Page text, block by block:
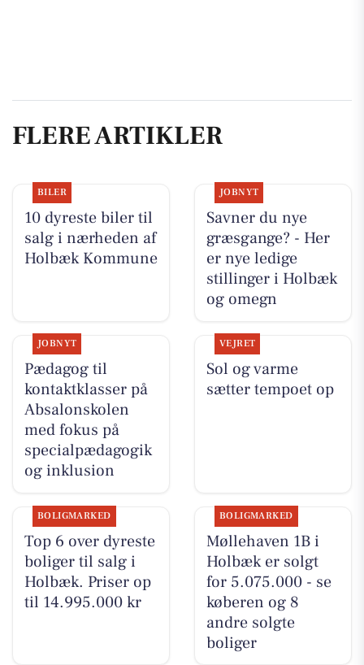
FLERE ARTIKLER
BILER
10 dyreste biler til
salg i nærheden af
Holbæk Kommune
JOBNYT
Savner du nye
græsgange? - Her
er nye ledige
stillinger i Holbæk
og omegn
JOBNYT
Pædagog til
kontaktklasser på
Absalonskolen
med fokus på
specialpædagogik
og inklusion
VEJRET
Sol og varme
sætter tempoet op
BOLIGMARKED
Top 6 over dyreste
boliger til salg i
Holbæk. Priser op
til 14.995.000 kr
BOLIGMARKED
Møllehaven 1B i
Holbæk er solgt
for 5.075.000 - se
køberen og 8
andre solgte
boliger